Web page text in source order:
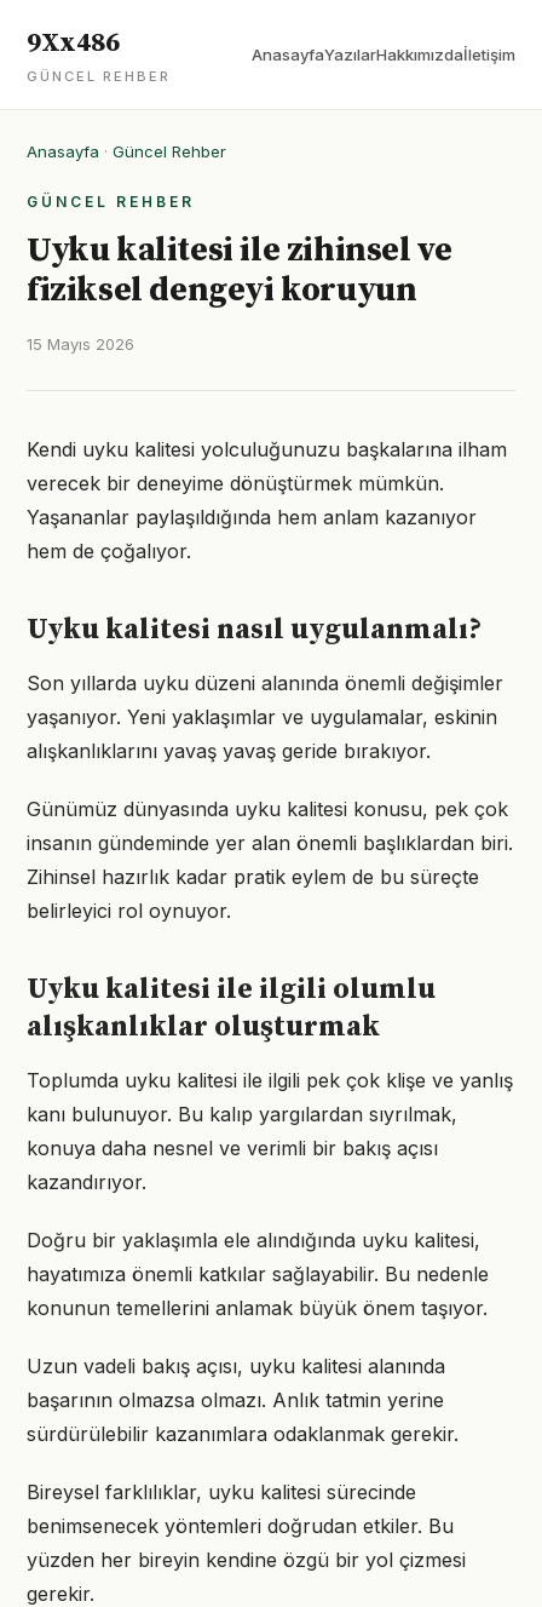
9Xx486
GÜNCEL REHBER
AnasayfaYazılarHakkımızdaİletişim
Anasayfa · Güncel Rehber
GÜNCEL REHBER
Uyku kalitesi ile zihinsel ve
fiziksel dengeyi koruyun
15 Mayıs 2026
Kendi uyku kalitesi yolculuğunuzu başkalarına ilham
verecek bir deneyime dönüştürmek mümkün.
Yaşananlar paylaşıldığında hem anlam kazanıyor
hem de çoğalıyor.
Uyku kalitesi nasıl uygulanmalı?
Son yıllarda uyku düzeni alanında önemli değişimler
yaşanıyor. Yeni yaklaşımlar ve uygulamalar, eskinin
alışkanlıklarını yavaş yavaş geride bırakıyor.
Günümüz dünyasında uyku kalitesi konusu, pek çok
insanın gündeminde yer alan önemli başlıklardan biri.
Zihinsel hazırlık kadar pratik eylem de bu süreçte
belirleyici rol oynuyor.
Uyku kalitesi ile ilgili olumlu
alışkanlıklar oluşturmak
Toplumda uyku kalitesi ile ilgili pek çok klişe ve yanlış
kanı bulunuyor. Bu kalıp yargılardan sıyrılmak,
konuya daha nesnel ve verimli bir bakış açısı
kazandırıyor.
Doğru bir yaklaşımla ele alındığında uyku kalitesi,
hayatımıza önemli katkılar sağlayabilir. Bu nedenle
konunun temellerini anlamak büyük önem taşıyor.
Uzun vadeli bakış açısı, uyku kalitesi alanında
başarının olmazsa olmazı. Anlık tatmin yerine
sürdürülebilir kazanımlara odaklanmak gerekir.
Bireysel farklılıklar, uyku kalitesi sürecinde
benimsenecek yöntemleri doğrudan etkiler. Bu
yüzden her bireyin kendine özgü bir yol çizmesi
gerekir.